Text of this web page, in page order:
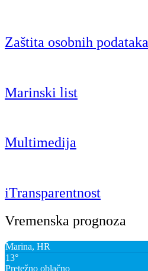
Zaštita osobnih podataka
Marinski list
Multimedija
iTransparentnost
Vremenska prognoza
Marina, HR
13°
Pretežno oblačno